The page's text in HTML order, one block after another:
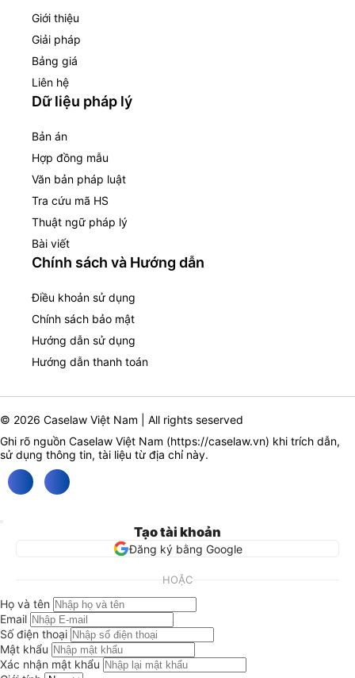
Giới thiệu
Giải pháp
Bảng giá
Liên hệ
Dữ liệu pháp lý
Bản án
Hợp đồng mẫu
Văn bản pháp luật
Tra cứu mã HS
Thuật ngữ pháp lý
Bài viết
Chính sách và Hướng dẫn
Điều khoản sử dụng
Chính sách bảo mật
Hướng dẫn sử dụng
Hướng dẫn thanh toán
© 2026 Caselaw Việt Nam | All rights seserved
Ghi rõ nguồn Caselaw Việt Nam (https://caselaw.vn) khi trích dẫn,
sử dụng thông tin, tài liệu từ địa chỉ này.
Tạo tài khoản
Đăng ký bằng Google
HOẶC
Họ và tên
Email
Số điện thoại
Mật khẩu
Xác nhận mật khẩu